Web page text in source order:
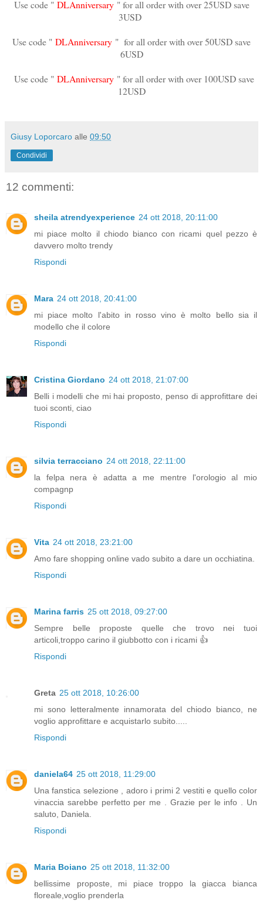
Use code " DLAnniversary" for all order with over 25USD save
3USD
Use code " DLAnniversary " for all order with over 50USD save
6USD
Use code " DLAnniversary " for all order with over 100USD save
12USD
Giusy Loporcaro alle 09:50
Condividi
12 commenti:
sheila atrendyexperience 24 ott 2018, 20:11:00
mi piace molto il chiodo bianco con ricami quel pezzo è
davvero molto trendy
Rispondi
Mara 24 ott 2018, 20:41:00
mi piace molto l'abito in rosso vino è molto bello sia il
modello che il colore
Rispondi
Cristina Giordano 24 ott 2018, 21:07:00
Belli i modelli che mi hai proposto, penso di approfittare dei
tuoi sconti, ciao
Rispondi
silvia terracciano 24 ott 2018, 22:11:00
la felpa nera è adatta a me mentre l'orologio al mio
compagnp
Rispondi
Vita 24 ott 2018, 23:21:00
Amo fare shopping online vado subito a dare un occhiatina.
Rispondi
Marina farris 25 ott 2018, 09:27:00
Sempre belle proposte quelle che trovo nei tuoi
articoli,troppo carino il giubbotto con i ricami 👍
Rispondi
Greta 25 ott 2018, 10:26:00
mi sono letteralmente innamorata del chiodo bianco, ne
voglio approfittare e acquistarlo subito.....
Rispondi
daniela64 25 ott 2018, 11:29:00
Una fanstica selezione , adoro i primi 2 vestiti e quello color
vinaccia sarebbe perfetto per me . Grazie per le info . Un
saluto, Daniela.
Rispondi
Maria Boiano 25 ott 2018, 11:32:00
bellissime proposte, mi piace troppo la giacca bianca
floreale,voglio prenderla